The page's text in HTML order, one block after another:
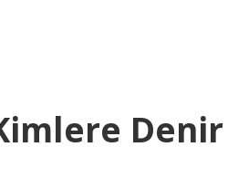
Denir